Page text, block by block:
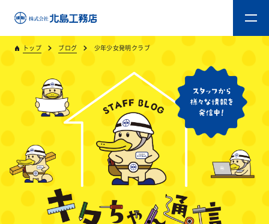
トップ ブログ 少年少女発明クラブ
トップ
キタジマのものづくり
重量木骨造SE構法
新築工事
リフォーム